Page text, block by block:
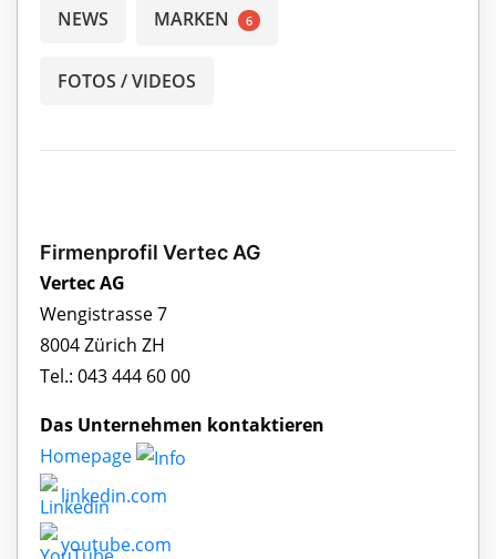
NEWS MARKEN 6
FOTOS / VIDEOS
Firmenprofil Vertec AG
Vertec AG
Wengistrasse 7
8004 Zürich ZH
Tel.: 043 444 60 00
Das Unternehmen kontaktieren
Homepage
linkedin.com
youtube.com